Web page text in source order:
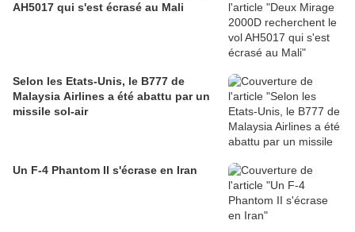
AH5017 qui s'est écrasé au Mali
Selon les Etats-Unis, le B777 de
Malaysia Airlines a été abattu par un
missile sol-air
Un F-4 Phantom II s'écrase en Iran